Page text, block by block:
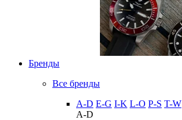
Бренды
Все бренды
A-D E-G I-K L-O P-S T-W
A-D